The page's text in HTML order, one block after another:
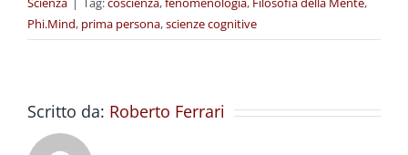
Phi.Mind, prima persona,scienze cognitive
Scritto da: Roberto Ferrari